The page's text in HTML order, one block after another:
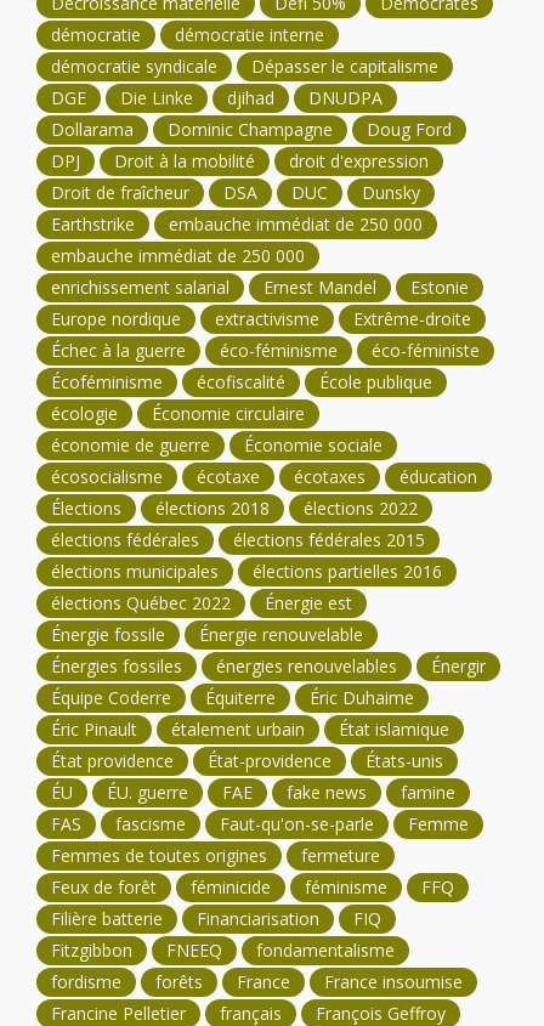
démocratie
démocratie interne
démocratie syndicale
Dépasser le capitalisme
DGE
Die Linke djihad
DNUDPA
Dollarama
Dominic Champagne
Doug Ford
DPJ
Droit à la mobilité
droit d'expression
Droit de fraîcheur
DSA DUC
Dunsky
Earthstrike
embauche immédiat de 250 000
embauche immédiat de 250 000
enrichissement salarial
Ernest Mandel
Estonie
Europe nordique
extractivisme
Extrême-droite
Échec à la guerre
éco-féminisme
éco-féministe
Écoféminisme
écofiscalité
École publique
écologie
Économie circulaire
économie de guerre
Économie sociale
écosocialisme
écotaxe écotaxes
éducation
Élections
élections 2018
élections 2022
élections fédérales
élections fédérales 2015
élections municipales
élections partielles 2016
élections Québec 2022
Énergie est
Énergie fossile
Énergie renouvelable
Énergies fossiles
énergies renouvelables
Énergir
Équipe Coderre
Équiterre
Éric Duhaime
Éric Pinault
étalement urbain
État islamique
État providence
État-providence
États-unis
ÉU
ÉU. guerre FAE fake news
famine
FAS
fascisme Faut-qu'on-se-parle
Femme
Femmes de toutes origines
fermeture
Feux de forêt
féminicide féminisme
FFQ
Filière batterie
Financiarisation
FIQ
Fitzgibbon
FNEEQ
fondamentalisme
fordisme
forêts France
France insoumise
Francine Pelletier
français
François Geffroy